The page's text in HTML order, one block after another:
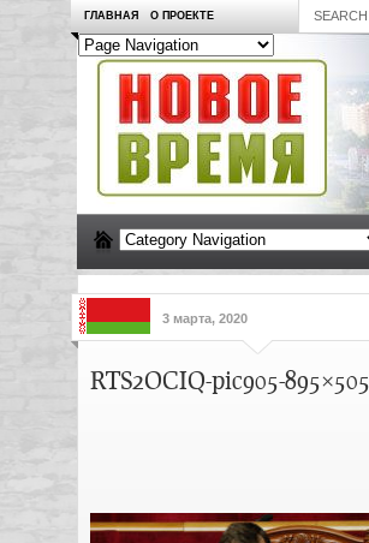
ГЛАВНАЯ О ПРОЕКТЕ
3 марта, 2020
RTS2OCIQ-pic905-